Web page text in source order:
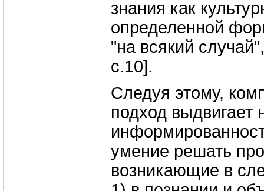
знания как
определенной
"на всякий
с.10].
Следуя этому,
подход выдвигает
умение решать
возникающие в